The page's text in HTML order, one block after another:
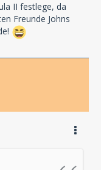
II festlege, da
Freunde Johns